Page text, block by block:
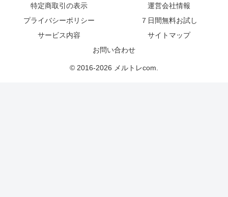
特定商取引の表示
運営会社情報
プライバシーポリシー
７日間無料お試し
サービス内容
サイトマップ
お問い合わせ
© 2016-2026 メルトレcom.